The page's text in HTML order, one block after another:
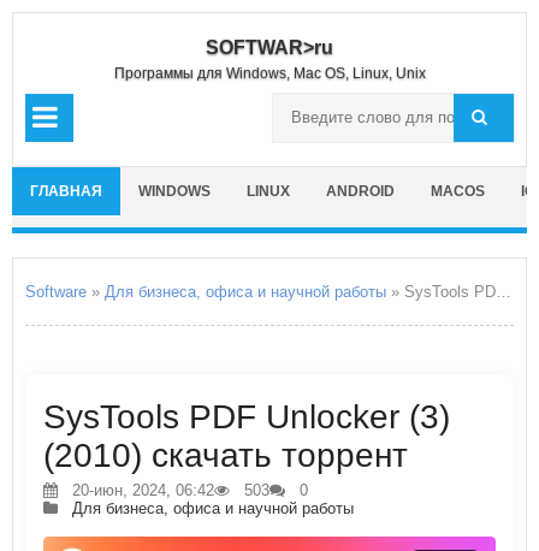
SOFTWAR>ru
Программы для Windows, Mac OS, Linux, Unix
ГЛАВНАЯ WINDOWS LINUX ANDROID MACOS
Software » Для бизнеса, офиса и научной работы » SysTools PDF Unlocker
SysTools PDF Unlocker (3)
(2010) скачать торрент
20-июн, 2024, 06:42 503
0
Для бизнеса, офиса и научной работы